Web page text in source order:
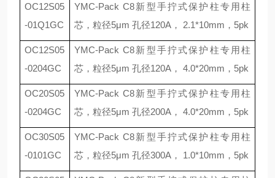
OC12S05
-01Q1GC
YMC-Pack C8新型手拧式保护柱专用柱
芯，粒径5μm 孔径120A ， 2.1*10mm ， 5pk
OC12S05
-0204GC
YMC-Pack C8新型手拧式保护柱专用柱
芯，粒径5μm 孔径120A ， 4.0*20mm ， 5pk
OC20S05
-0204GC
YMC-Pack C8新型手拧式保护柱专用柱
芯，粒径5μm 孔径200A ， 4.0*20mm ， 5pk
OC30S05
-0101GC
YMC-Pack C8新型手拧式保护柱专用柱
芯，粒径5μm 孔径300A ， 1.0*10mm ， 5pk